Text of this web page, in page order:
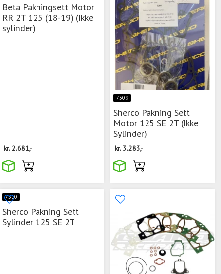
Beta Pakningsett Motor
RR 2T 125 (18-19) (Ikke
sylinder)
kr.2.681,-
7309
Sherco Pakning Sett
Motor 125 SE 2T (Ikke
Sylinder)
kr. 3.283,-
7310
Sherco Pakning Sett
Sylinder 125 SE 2T